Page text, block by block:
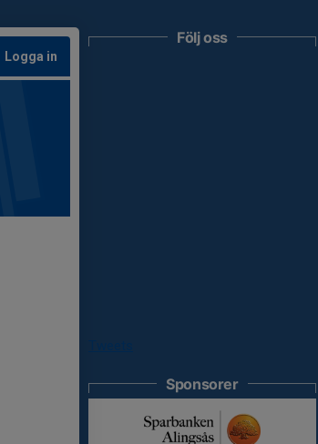
Logga in
Följ oss
Sponsorer